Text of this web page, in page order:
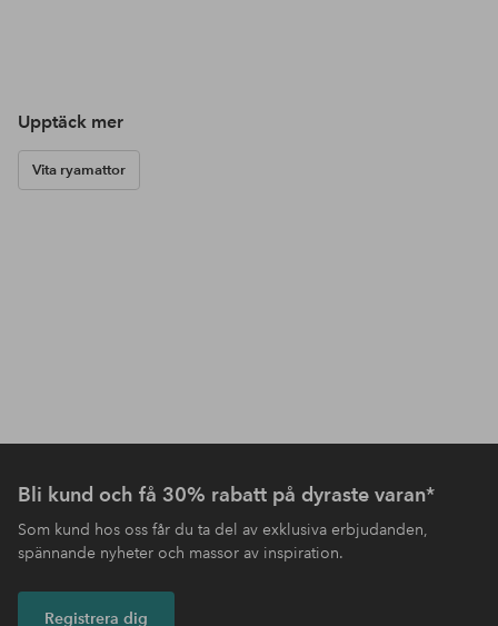
Upptäck mer
Vita ryamattor
Bli kund och få 30% rabatt på dyraste varan*
Som kund hos oss får du ta del av exklusiva erbjudanden,
spännande nyheter och massor av inspiration.
Registrera dig